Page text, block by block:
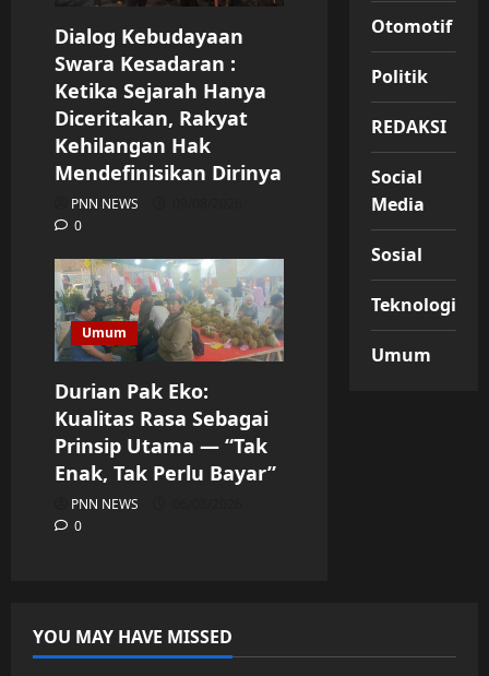
Dialog Kebudayaan
Swara Kesadaran :
Ketika Sejarah Hanya
Diceritakan, Rakyat
Kehilangan Hak
Mendefinisikan Dirinya
PNN NEWS
0
Umum
Durian Pak Eko:
Kualitas Rasa Sebagai
Prinsip Utama — “Tak
Enak, Tak Perlu Bayar”
PNN NEWS
0
Otomotif
Politik
REDAKSI
Social
Media
Sosial
Teknologi
Umum
YOU MAY HAVE MISSED